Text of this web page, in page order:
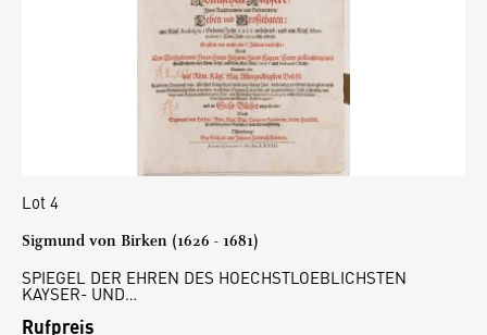
Lot 4
Sigmund von Birken (1626 - 1681)
SPIEGEL DER EHREN DES HOECHSTLOEBLICHSTEN
KAYSER- UND…
Rufpreis